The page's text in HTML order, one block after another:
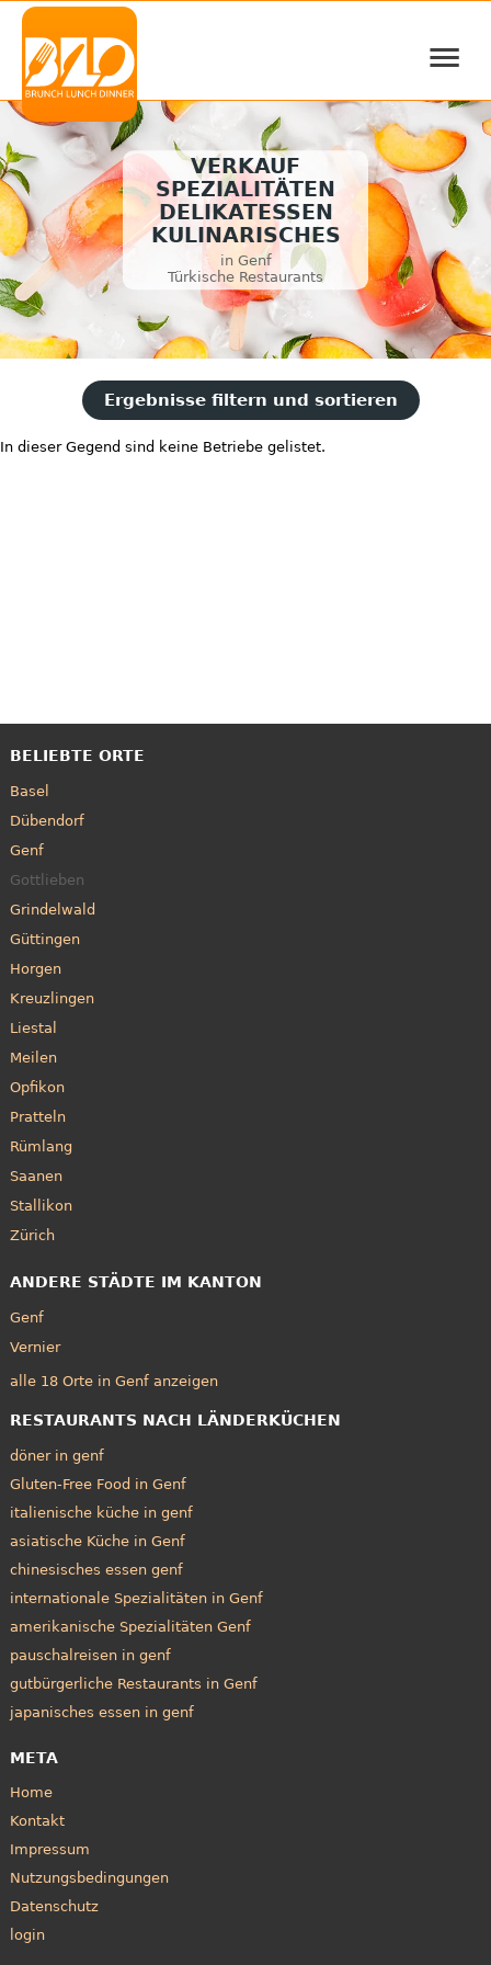
≡
VERKAUF
SPEZIALITÄTEN
DELIKATESSEN
KULINARISCHES
in Genf
Türkische Restaurants
Ergebnisse filtern und sortieren
In dieser Gegend sind keine Betriebe gelistet.
BELIEBTE ORTE
Basel
Dübendorf
Genf
Gottlieben
Grindelwald
Güttingen
Horgen
Kreuzlingen
Liestal
Meilen
Opfikon
Pratteln
Rümlang
Saanen
Stallikon
Zürich
ANDERE STÄDTE IM KANTON
Genf
Vernier
alle 18 Orte in Genf anzeigen
RESTAURANTS NACH LÄNDERKÜCHEN
döner in genf
Gluten-Free Food in Genf
italienische küche in genf
asiatische Küche in Genf
chinesisches essen genf
internationale Spezialitäten in Genf
amerikanische Spezialitäten Genf
pauschalreisen in genf
gutbürgerliche Restaurants in Genf
japanisches essen in genf
META
Home
Kontakt
Impressum
Nutzungsbedingungen
Datenschutz
login